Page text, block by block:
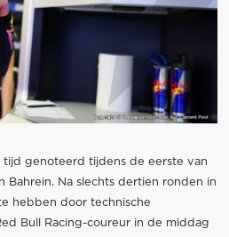
tijd genoteerd tijdens de eerste van
Bahrein. Na slechts dertien ronden in
hebben door technische
Bull Racing-coureur in de middag